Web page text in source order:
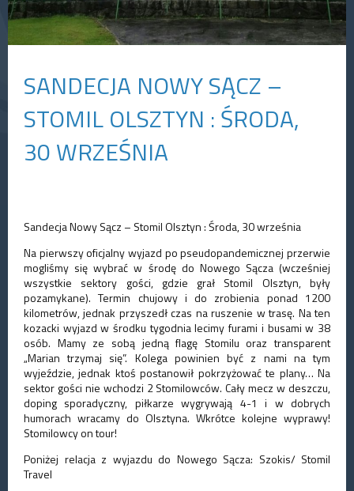
SANDECJA NOWY SĄCZ –
STOMIL OLSZTYN : ŚRODA,
30 WRZEŚNIA
Sandecja Nowy Sącz – Stomil Olsztyn : Środa, 30 września
Na pierwszy oficjalny wyjazd po pseudopandemicznej przerwie
mogliśmy się wybrać w środę do Nowego Sącza (wcześniej
wszystkie sektory gości, gdzie grał Stomil Olsztyn, były
pozamykane). Termin chujowy i do zrobienia ponad 1200
kilometrów, jednak przyszedł czas na ruszenie w trasę. Na ten
kozacki wyjazd w środku tygodnia lecimy furami i busami w 38
osób. Mamy ze sobą jedną flagę Stomilu oraz transparent
„Marian trzymaj się”. Kolega powinien być z nami na tym
wyjeździe, jednak ktoś postanowił pokrzyżować te plany… Na
sektor gości nie wchodzi 2 Stomilowców. Cały mecz w deszczu,
doping sporadyczny, piłkarze wygrywają 4-1 i w dobrych
humorach wracamy do Olsztyna. Wkrótce kolejne wyprawy!
Stomilowcy on tour!
Poniżej relacja z wyjazdu do Nowego Sącza: Szokis/ Stomil
Travel